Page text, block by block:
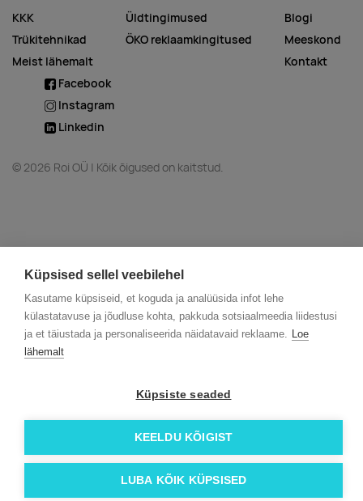
Küpsised sellel veebilehel
Kasutame küpsiseid, et koguda ja analüüsida infot lehe
külastatavuse ja jõudluse kohta, pakkuda sotsiaalmeedia liidestusi
ja et täiustada ja personaliseerida näidatavaid reklaame. Loe
lähemalt
Küpsiste seaded
KEELDU KÕIGIST
LUBA KÕIK KÜPSISED
KKK
Trükitehnikad
Meist lähemalt
Üldtingimused
ÖKO reklaamkingitused
Blogi
Meeskond
Kontakt
Facebook
Instagram
Linkedin
© 2026 Roi OÜ | Kõik õigused on kaitstud.